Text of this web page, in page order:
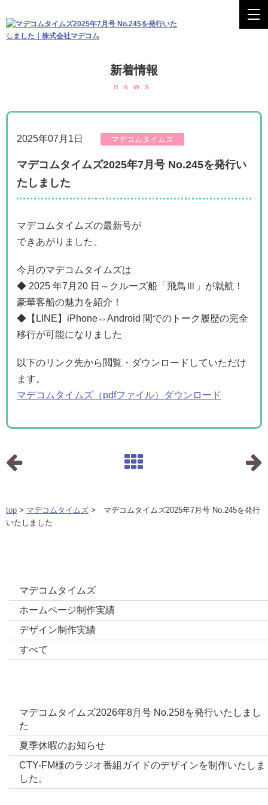
新着情報
news
2025年07月1日 マデコムタイムズ
マデコムタイムズ2025年7月号 No.245を発行い
たしました
マデコムタイムズの最新号が
できあがりました。
今月のマデコムタイムズは
◆ 2025 年7月20 日～クルーズ船「飛鳥Ⅲ」が就航！
豪華客船の魅力を紹介！
◆【LINE】iPhone⇔Android 間でのトーク履歴の完全
移行が可能になりました
以下のリンク先から閲覧・ダウンロードしていただけ
ます。
マデコムタイムズ（pdfファイル）ダウンロード
top > マデコムタイムズ > マデコムタイムズ2025年7月号 No.245を発行
いたしました
マデコムタイムズ
ホームページ制作実績
デザイン制作実績
すべて
マデコムタイムズ2026年8月号 No.258を発行いたしまし
た
夏季休暇のお知らせ
CTY-FM様のラジオ番組ガイドのデザインを制作いたしま
した。